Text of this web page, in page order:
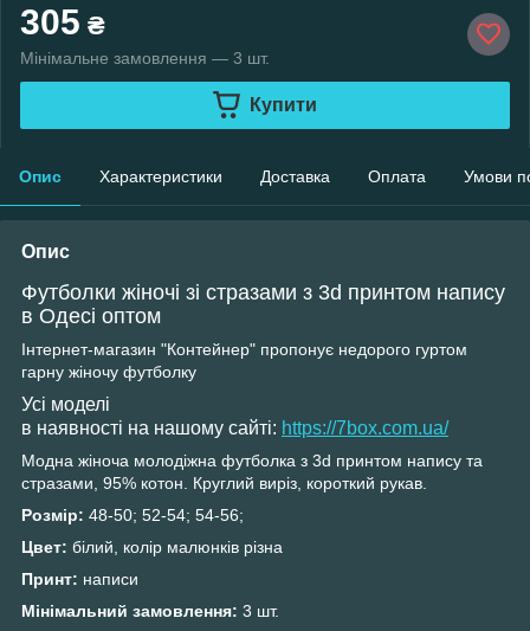
305 ₴
Мінімальне замовлення — 3 шт.
Купити
Опис Характеристики Доставка Оплата Умови
Опис
Футболки жіночі зі стразами з 3d принтом напису
в Одесі оптом
Інтернет-магазин "Контейнер" пропонує недорого гуртом
гарну жіночу футболку
Усі моделі
в наявності на нашому сайті: https://7box.com.ua/
Модна жіноча молодіжна футболка з 3d принтом напису та
стразами, 95% котон. Круглий виріз, короткий рукав.
Розмір: 48-50; 52-54; 54-56;
Цвет: білий, колір малюнків різна
Принт: написи
Мінімальний замовлення: 3 шт.